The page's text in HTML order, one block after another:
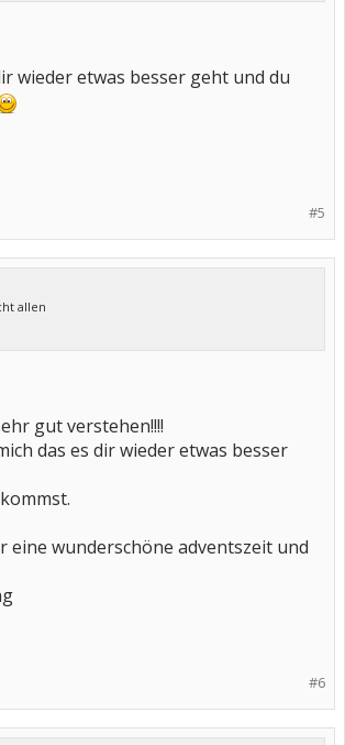
wieder etwas besser geht und du
#5
allen
gut verstehen!!!!
das es dir wieder etwas besser
eine wunderschöne adventszeit und
#6